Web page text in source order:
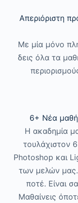
Απεριόριστη
Με μία μόνο
δεις όλα τα
6+ Νέα
Η ακαδημία
τουλάχιστον
Photoshop και
των μελών μας.
ποτέ. Είναι
Μαθαίνεις